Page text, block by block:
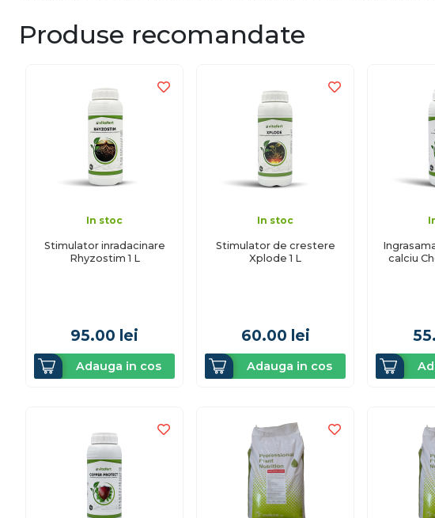
Produse recomandate
In stoc
Stimulator inradacinare
Rhyzostim 1 L
95.00 lei
Adauga in cos
In stoc
Stimulator de crestere
Xplode 1 L
60.00 lei
Adauga in cos
calciu